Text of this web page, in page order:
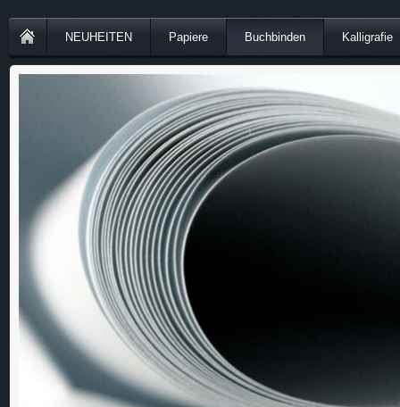
NEUHEITEN Papiere Buchbinden Kalligrafie